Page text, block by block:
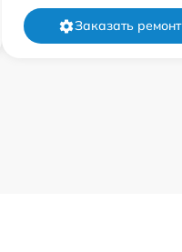
Заказать ремонт